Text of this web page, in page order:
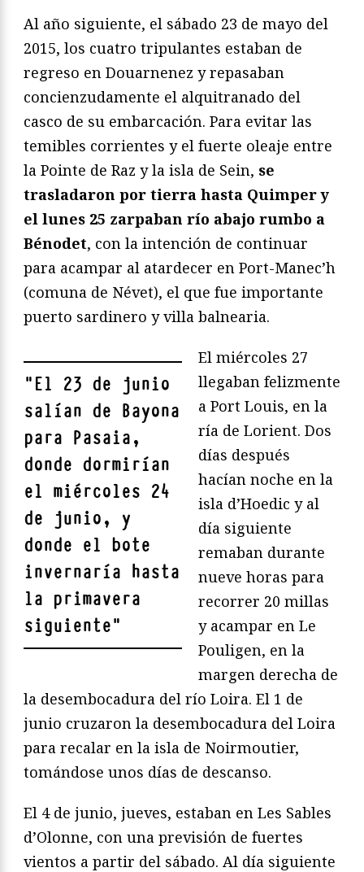
Al año siguiente, el sábado 23 de mayo del
2015, los cuatro tripulantes estaban de
regreso en Douarnenez y repasaban
concienzudamente el alquitranado del
casco de su embarcación. Para evitar las
temibles corrientes y el fuerte oleaje entre
la Pointe de Raz y la isla de Sein, se
trasladaron por tierra hasta Quimper y
el lunes 25 zarpaban río abajo rumbo a
Bénodet, con la intención de continuar
para acampar al atardecer en Port-Manec’h
(comuna de Névet), el que fue importante
puerto sardinero y villa balnearia.
"El 23 de junio
salían de Bayona
para Pasaia,
donde dormirían
el miércoles 24
de junio, y
donde el bote
invernaría hasta
la primavera
siguiente"
El miércoles 27
llegaban felizmente
a Port Louis, en la
ría de Lorient. Dos
días después
hacían noche en la
isla d’Hoedic y al
día siguiente
remaban durante
nueve horas para
recorrer 20 millas
y acampar en Le
Pouligen, en la
margen derecha de
la desembocadura del río Loira. El 1 de
junio cruzaron la desembocadura del Loira
para recalar en la isla de Noirmoutier,
tomándose unos días de descanso.
El 4 de junio, jueves, estaban en Les Sables
d’Olonne, con una previsión de fuertes
vientos a partir del sábado. Al día siguiente